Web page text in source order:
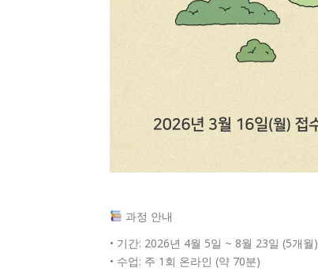
과정 안내
• 기간: 2026년 4월 5일 ~ 8월 23일 (5개월)
• 수업: 주 1회 온라인 (약 70분)